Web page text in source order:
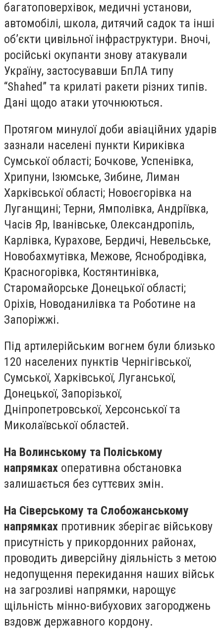
багатоповерхівок, медичні установи,
автомобілі, школа, дитячий садок та інші
об’єкти цивільної інфраструктури. Вночі,
російські окупанти знову атакували
Україну, застосувавши БпЛА типу
“Shahed” та крилаті ракети різних типів.
Дані щодо атаки уточнюються.
Протягом минулої доби авіаційних ударів
зазнали населені пункти Кириківка
Сумської області; Бочкове, Успенівка,
Хрипуни, Ізюмське, Зибине, Лиман
Харківської області; Новоєгорівка на
Луганщині; Терни, Ямполівка, Андріївка,
Часів Яр, Іванівське, Олександропіль,
Карлівка, Курахове, Бердичі, Невельське,
Новобахмутівка, Межове, Яснобродівка,
Красногорівка, Костянтинівка,
Старомайорське Донецької області;
Оріхів, Новоданилівка та Роботине на
Запоріжжі.
Під артилерійським вогнем були близько
120 населених пунктів Чернігівської,
Сумської, Харківської, Луганської,
Донецької, Запорізької,
Дніпропетровської, Херсонської та
Миколаївської областей.
На Волинському та Поліському
напрямках оперативна обстановка
залишається без суттєвих змін.
На Сіверському та Слобожанському
напрямках противник зберігає військову
присутність у прикордонних районах,
проводить диверсійну діяльність з метою
недопущення перекидання наших військ
на загрозливі напрямки, нарощує
щільність мінно-вибухових загороджень
вздовж державного кордону.